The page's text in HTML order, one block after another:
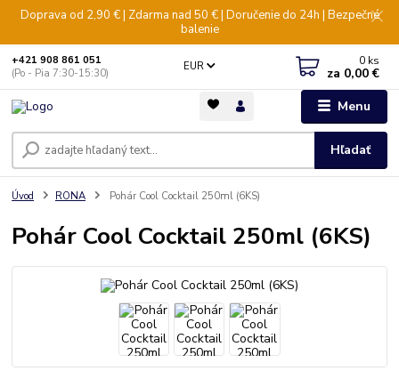
Doprava od 2,90 € | Zdarma nad 50 € | Doručenie do 24h | Bezpečné
balenie
Menu
EUR
Hľadať
+421 908 861 051
(Po - Pia 7:30-15:30)
0 ks
za 0,00 €
Úvod RONA Pohár Cool Cocktail 250ml (6KS)
Pohár Cool Cocktail 250ml (6KS)